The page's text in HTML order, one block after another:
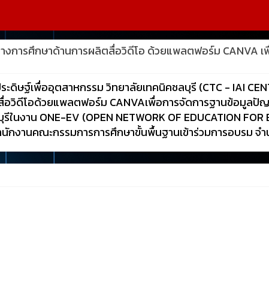
การศึกษาด้านการผลิตสื่อวิดีโอ ด้วยแพลตฟอร์ม CANVA
ษฐ์เพื่ออุตสาหกรรม วิทยาลัยเทคนิคชลบุรี (CTC - IAI
วิดีโอด้วยแพลตฟอร์ม CANVAเพื่อการจัดการฐานข้อมูล
าน ONE-EV (OPEN NETWORK OF EDUCATION FOR
กงานคณะกรรมการการศึกษาขั้นพื้นฐานเข้าร่วมการอบรม จำ